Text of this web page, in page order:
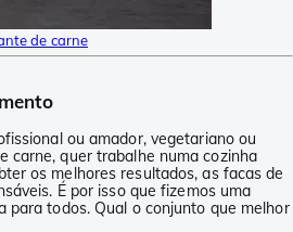
de carne
ou amador, vegetariano ou
carne, quer trabalhe numa cozinha
os melhores resultados, as facas de
É por isso que fizemos uma
para todos. Qual o conjunto que melhor